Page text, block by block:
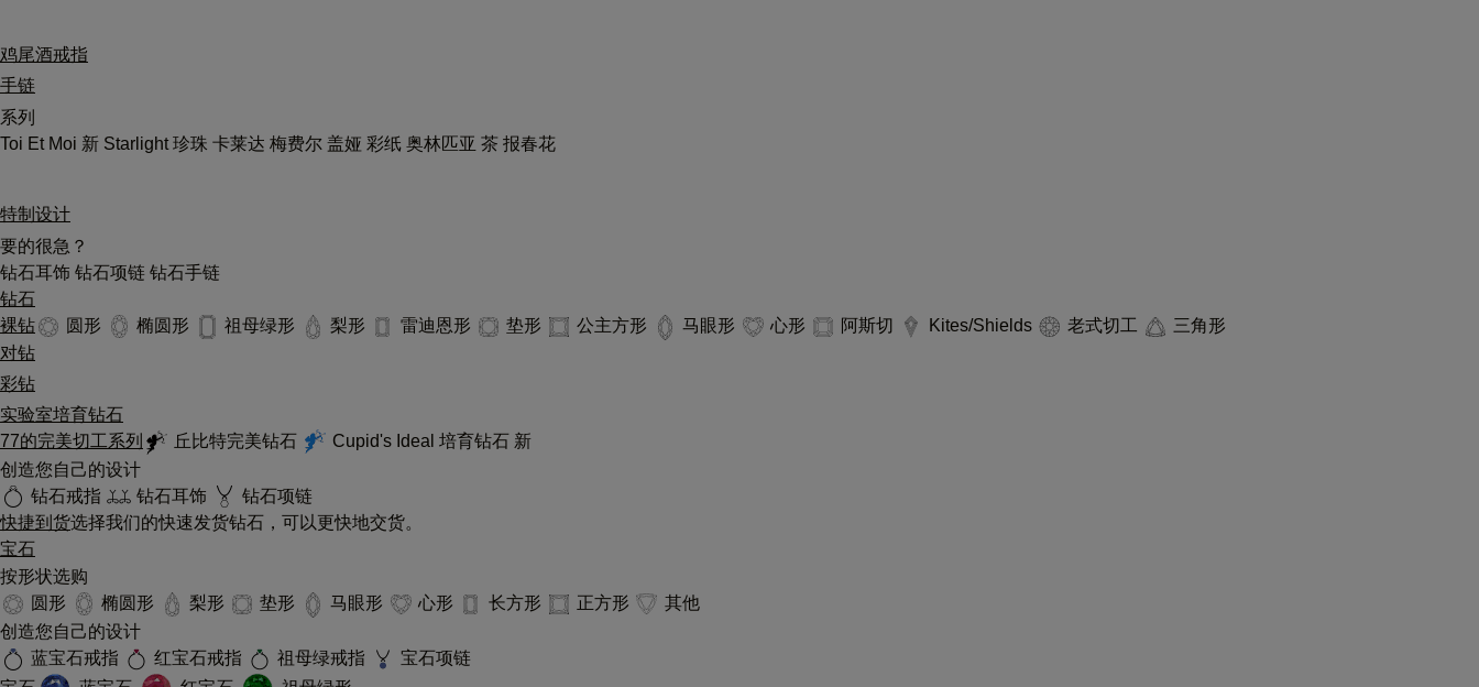
鸡尾酒戒指
手链
系列
Toi Et Moi 新 Starlight珍珠 卡莱达 梅费尔 盖娅 彩纸 奥林匹亚 茶 报春花
特制设计
要的很急？
钻石耳饰 钻石项链 钻石手链
钻石
裸钻
圆形 椭圆形 祖母绿形 梨形 雷迪恩形 垫形 公主方形 马眼形 心形 阿斯切 Kites/Shields 老式切工
三角形
对钻
彩钻
实验室培育钻石
77的完美切工系列
丘比特完美钻石 Cupid's Ideal 培育钻石 新
创造您自己的设计
钻石戒指
钻石耳饰
钻石项链
快捷到货选择我们的快速发货钻石，可以更快地交货。
宝石
按形状选购
圆形
椭圆形 梨形 垫形 马眼形 心形 长方形 正方形
其他
创造您自己的设计
蓝宝石戒指
红宝石戒指 祖母绿戒指
宝石项链